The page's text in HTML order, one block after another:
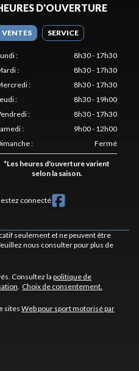
D'OUVERTURE
VENTES SERVICE
:
8h30 - 17h30
:
8h30 - 17h30
:
8h30 - 17h30
:
8h30 - 19h00
:
8h30 - 17h30
:
9h00 - 12h00
: Fermé
*Les heures d'ouverture varient
selon la saison.
connecté
seulement et ne peuvent être
nous consulter pour plus de
Consultez la politique de
Choix de consentement.
sitesWeb pour sport motorisé par